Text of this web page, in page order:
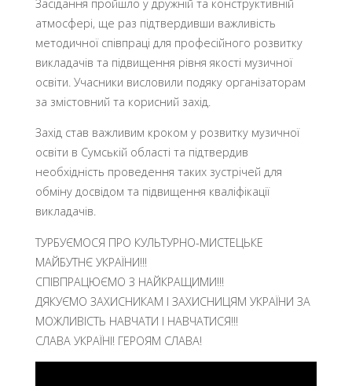
Засідання пройшло у дружній та конструктивній
атмосфері, ще раз підтвердивши важливість
методичної співпраці для професійного розвитку
викладачів та підвищення рівня якості музичної
освіти. Учасники висловили подяку організаторам
за змістовний та корисний захід.
Захід став важливим кроком у розвитку музичної
освіти в Сумській області та підтвердив
необхідність проведення таких зустрічей для
обміну досвідом та підвищення кваліфікації
викладачів.
ТУРБУЄМОСЯ ПРО КУЛЬТУРНО-МИСТЕЦЬКЕ
МАЙБУТНЄ УКРАЇНИ!!!
СПІВПРАЦЮЄМО З НАЙКРАЩИМИ!!!
ДЯКУЄМО ЗАХИСНИКАМ І ЗАХИСНИЦЯМ УКРАЇНИ ЗА
МОЖЛИВІСТЬ НАВЧАТИ І НАВЧАТИСЯ!!!
СЛАВА УКРАЇНІ! ГЕРОЯМ СЛАВА!